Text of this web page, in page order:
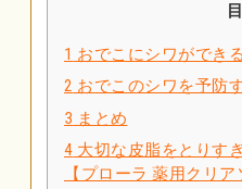
1 おでこにシワができ
2 おでこのシワを予防
3 まとめ
4 大切な皮脂をとりす
【プローラ 薬用クリア